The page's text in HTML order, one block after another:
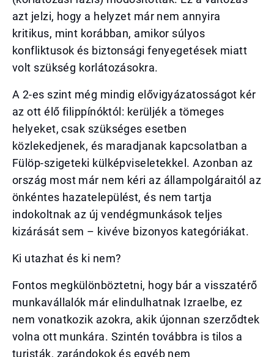
azt jelzi, hogy a helyzet már nem annyira
kritikus, mint korábban, amikor súlyos
konfliktusok és biztonsági fenyegetések miatt
volt szükség korlátozásokra.
A 2-es szint még mindig elővigyázatosságot kér
az ott élő filippínóktól: kerüljék a tömeges
helyeket, csak szükséges esetben
közlekedjenek, és maradjanak kapcsolatban a
Fülöp-szigeteki külképviseletekkel. Azonban az
ország most már nem kéri az állampolgáraitól az
önkéntes hazatelepülést, és nem tartja
indokoltnak az új vendégmunkások teljes
kizárását sem – kivéve bizonyos kategóriákat.
Ki utazhat és ki nem?
Fontos megkülönböztetni, hogy bár a visszatérő
munkavállalók már elindulhatnak Izraelbe, ez
nem vonatkozik azokra, akik újonnan szerződtek
volna ott munkára. Szintén továbbra is tilos a
turisták, zarándokok és egyéb nem